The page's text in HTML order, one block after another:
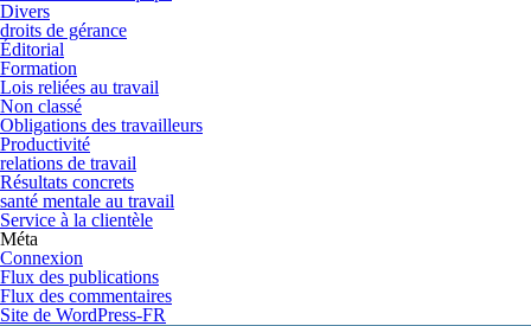
Divers
droits de gérance
Éditorial
Formation
Lois reliées au travail
Non classé
Obligations des travailleurs
Productivité
relations de travail
Résultats concrets
santé mentale au travail
Service à la clientèle
Méta
Connexion
Flux des publications
Flux des commentaires
Site de WordPress-FR